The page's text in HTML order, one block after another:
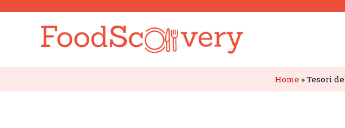
Home »Tesori